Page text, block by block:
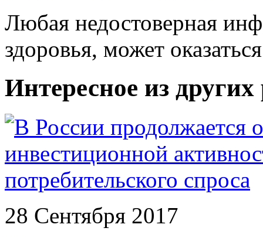
Любая недостоверная
здоровья, может
Интересное из
28 Сентября 2017